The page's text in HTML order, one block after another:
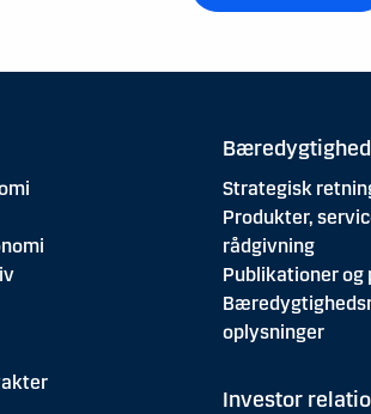
Bæredygtighed
Strategisk
Produkter,
rådgivning
Publikationer
oplysninger
Investor